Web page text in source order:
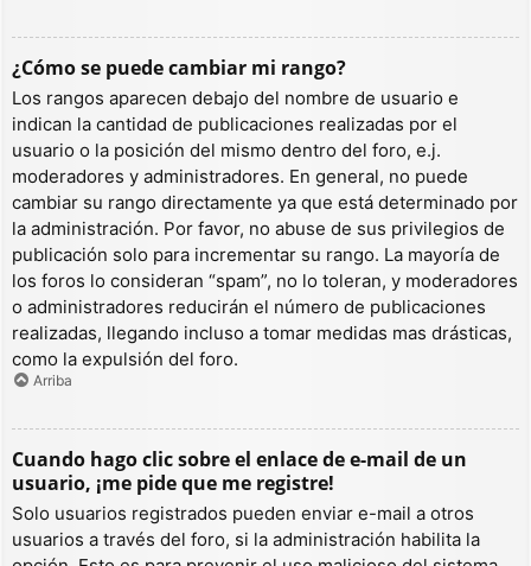
¿Cómo se puede cambiar mi rango?
Los rangos aparecen debajo del nombre de usuario e
indican la cantidad de publicaciones realizadas por el
usuario o la posición del mismo dentro del foro, e.j.
moderadores y administradores. En general, no puede
cambiar su rango directamente ya que está determinado por
la administración. Por favor, no abuse de sus privilegios de
publicación solo para incrementar su rango. La mayoría de
los foros lo consideran “spam”, no lo toleran, y moderadores
o administradores reducirán el número de publicaciones
realizadas, llegando incluso a tomar medidas mas drásticas,
como la expulsión del foro.
Arriba
Cuando hago clic sobre el enlace de e-mail de un
usuario, ¡me pide que me registre!
Solo usuarios registrados pueden enviar e-mail a otros
usuarios a través del foro, si la administración habilita la